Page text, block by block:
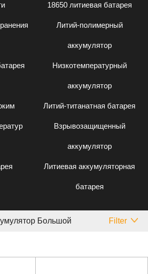
18650 литиевая батарея
Литий-полимерный
аккумулятор
Низкотемпературный
аккумулятор
Литий-титанатная батарея
Взрывозащищенный
аккумулятор
Литиевая аккумуляторная
батарея
Большой Filter